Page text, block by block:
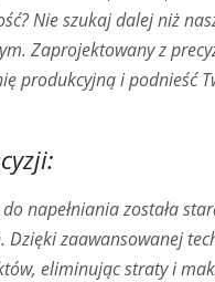
Nie szukaj dalej niż
Zaprojektowany z
produkcyjną i podnieść
napełniania została
zaawansowanej
eliminując straty i